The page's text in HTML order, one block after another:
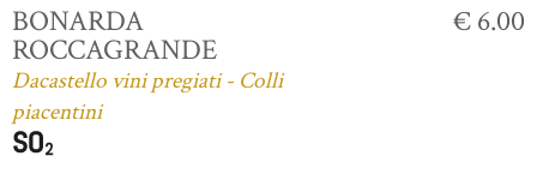
BONARDA
ROCCAGRANDE
Dacastello vini pregiati - Colli
piacentini
€ 6.00